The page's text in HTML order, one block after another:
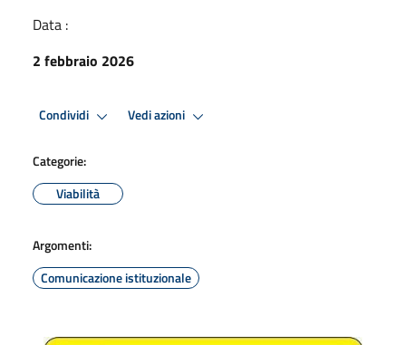
Data :
2 febbraio 2026
Condividi Vedi azioni
Categorie:
Viabilità
Argomenti:
Comunicazione istituzionale